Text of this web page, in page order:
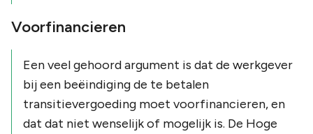
Voorfinancieren
Een veel gehoord argument is dat de werkgever
bij een beëindiging de te betalen
transitievergoeding moet voorfinancieren, en
dat dat niet wenselijk of mogelijk is. De Hoge